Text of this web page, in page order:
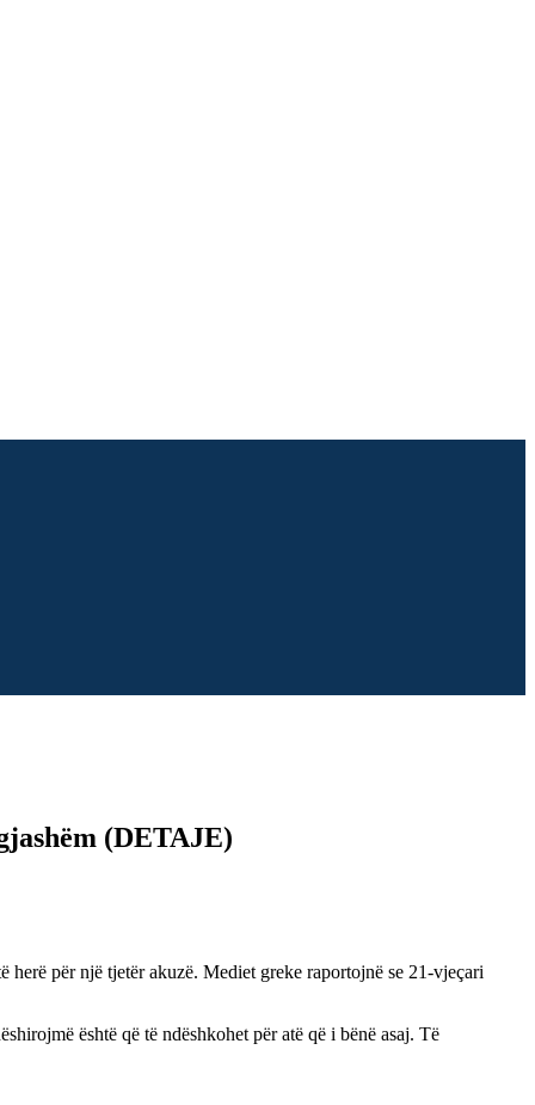
(DETAJE)
për një tjetër akuzë. Mediet greke raportojnë se 21-vjeçari
është që të ndëshkohet për atë që i bënë asaj. Të